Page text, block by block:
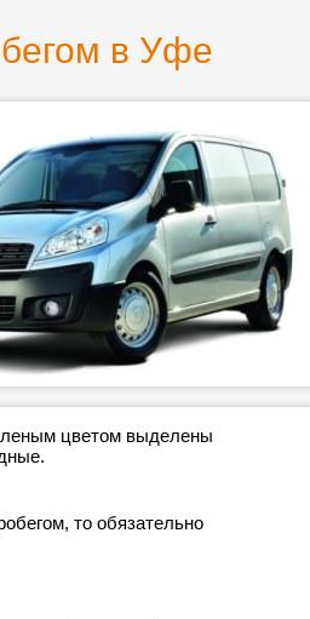
в Уфе
цветом выделены
то обязательно